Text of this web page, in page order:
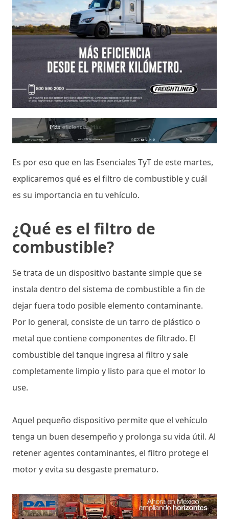
Es por eso que en las Esenciales TyT de este martes,
explicaremos qué es el filtro de combustible y cuál
es su importancia en tu vehículo.
¿Qué es el filtro de
combustible?
Se trata de un dispositivo bastante simple que se
instala dentro del sistema de combustible a fin de
dejar fuera todo posible elemento contaminante.
Por lo general, consiste de un tarro de plástico o
metal que contiene componentes de filtrado. El
combustible del tanque ingresa al filtro y sale
completamente limpio y listo para que el motor lo
use.
Aquel pequeño dispositivo permite que el vehículo
tenga un buen desempeño y prolonga su vida útil. Al
retener agentes contaminantes, el filtro protege el
motor y evita su desgaste prematuro.